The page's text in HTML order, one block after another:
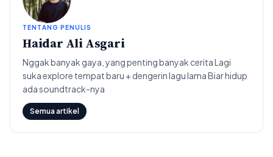
TENTANG PENULIS
Haidar Ali Asgari
Nggak banyak gaya, yang penting banyak cerita Lagi
suka explore tempat baru + dengerin lagu lama Biar hidup
ada soundtrack-nya
Semua artikel